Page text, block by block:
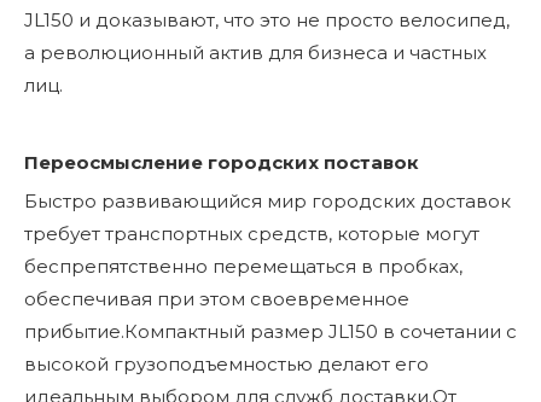
JL150 и доказывают, что это не просто велосипед,
а революционный актив для бизнеса и частных
лиц.
Переосмысление городских поставок
Быстро развивающийся мир городских доставок
требует транспортных средств, которые могут
беспрепятственно перемещаться в пробках,
обеспечивая при этом своевременное
прибытие.Компактный размер JL150 в сочетании с
высокой грузоподъемностью делают его
идеальным выбором для служб доставки.От